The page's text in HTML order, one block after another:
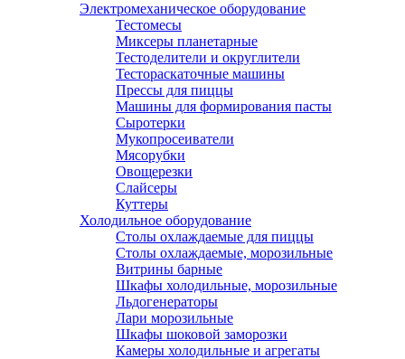
Электромеханическое оборудование
Тестомесы
Миксеры планетарные
Тестоделители и округлители
Тестораскаточные машины
Прессы для пиццы
Машины для формирования пасты
Сыротерки
Мукопросеиватели
Мясорубки
Овощерезки
Слайсеры
Куттеры
Холодильное оборудование
Столы охлаждаемые для пиццы
Столы охлаждаемые, морозильные
Витрины барные
Шкафы холодильные, морозильные
Льдогенераторы
Лари морозильные
Шкафы шоковой заморозки
Камеры холодильные и агрегаты